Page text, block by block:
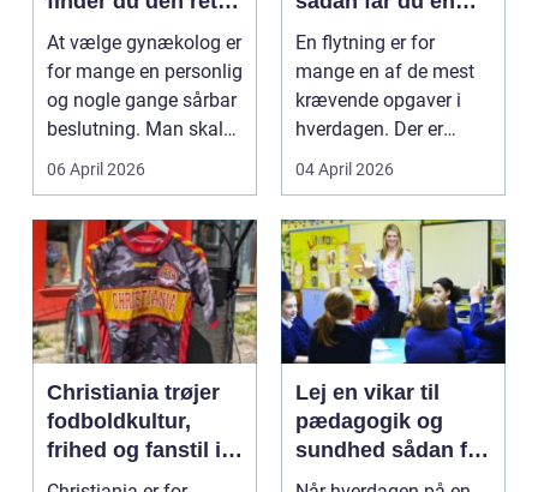
specialist
At vælge gynækolog er
for mange en personlig
og nogle gange sårbar
beslutning. Man skal
både føle si...
06 April 2026
tryg og effektiv
flytning
En flytning er for
mange en af de mest
krævende opgaver i
hverdagen. Der er
meget at holde styr på,
04 April 2026
Christiania trøjer
fodboldkultur,
frihed og fanstil i
ét
Lej en vikar til
pædagogik og
sundhed sådan får
du den rette hjælp